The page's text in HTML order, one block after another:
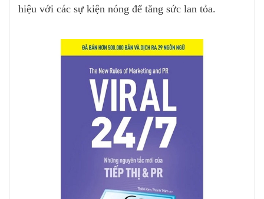
hiệu với các sự kiện nóng để tăng sức lan tỏa.